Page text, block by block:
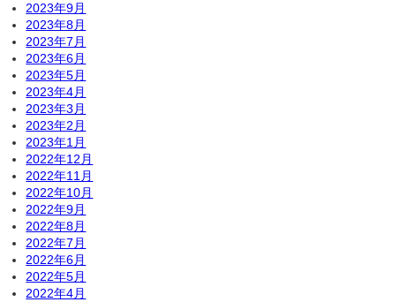
2023年9月
2023年8月
2023年7月
2023年6月
2023年5月
2023年4月
2023年3月
2023年2月
2023年1月
2022年12月
2022年11月
2022年10月
2022年9月
2022年8月
2022年7月
2022年6月
2022年5月
2022年4月